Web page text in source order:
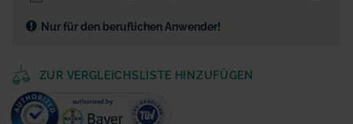
Nur für den beruflichen Anwender!
ZUR VERGLEICHSLISTE HINZUFÜGEN